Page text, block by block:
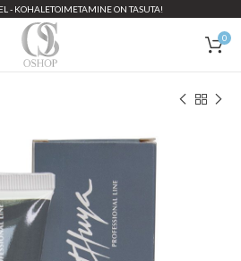
- KOHALETOIMETAMINE ON TASUTA!
0